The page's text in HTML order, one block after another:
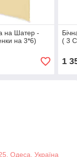
на Шатер -
на 3*6)
( 3
1
Одеса, Україна